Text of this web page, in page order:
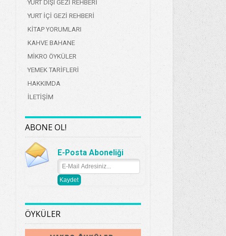
YURT DIŞI GEZİ REHBERİ
YURT İÇİ GEZİ REHBERİ
KİTAP YORUMLARI
KAHVE BAHANE
MİKRO ÖYKÜLER
YEMEK TARİFLERİ
HAKKIMDA
İLETİŞİM
ABONE OL!
E-Posta Aboneliği
ÖYKÜLER